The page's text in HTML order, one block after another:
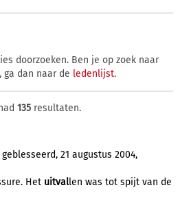
doorzoeken. Ben je op zoek naar
dan naar de ledenlijst.
had 135 resultaten.
21 augustus 2004,
Het uitvallen was tot spijt van de